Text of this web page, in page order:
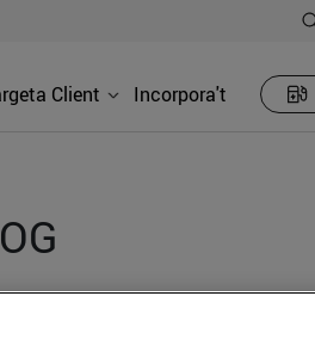
Client Incorpora't
d’actualitat